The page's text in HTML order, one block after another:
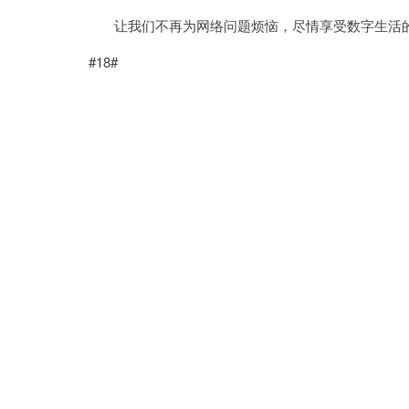
让我们不再为网络问题烦恼，尽情享受数字生活
#18#